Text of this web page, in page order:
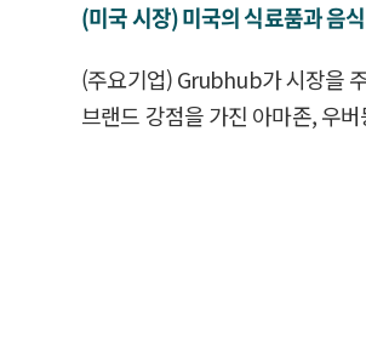
(미국 시장) 미국의 식료품과 음
(주요기업) Grubhub가 시장을
브랜드 강점을 가진 아마존, 우